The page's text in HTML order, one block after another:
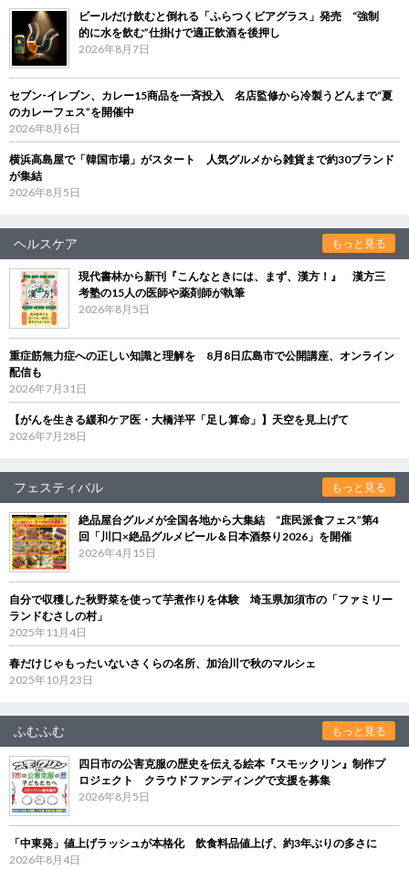
ビールだけ飲むと倒れる「ふらつくビアグラス」発売 “強制
的に水を飲む”仕掛けで適正飲酒を後押し
2026年8月7日
セブン‐イレブン、カレー15商品を一斉投入 名店監修から冷製うどんまで“夏
のカレーフェス”を開催中
2026年8月6日
横浜高島屋で「韓国市場」がスタート 人気グルメから雑貨まで約30ブランド
が集結
2026年8月5日
ヘルスケア もっと見る
現代書林から新刊『こんなときには、まず、漢方！』 漢方三
考塾の15人の医師や薬剤師が執筆
2026年8月5日
重症筋無力症への正しい知識と理解を 8月8日広島市で公開講座、オンライン
配信も
2026年7月31日
【がんを生きる緩和ケア医・大橋洋平「足し算命」】天空を見上げて
2026年7月28日
フェスティバル もっと見る
絶品屋台グルメが全国各地から大集結 “庶民派食フェス”第4
回「川口×絶品グルメビール＆日本酒祭り2026」を開催
2026年4月15日
自分で収穫した秋野菜を使って芋煮作りを体験 埼玉県加須市の「ファミリー
ランドむさしの村」
2025年11月4日
春だけじゃもったいないさくらの名所、加治川で秋のマルシェ
2025年10月23日
ふむふむ もっと見る
四日市の公害克服の歴史を伝える絵本『スモックリン』制作プ
ロジェクト クラウドファンディングで支援を募集
2026年8月5日
「中東発」値上げラッシュが本格化 飲食料品値上げ、約3年ぶりの多さに
2026年8月4日